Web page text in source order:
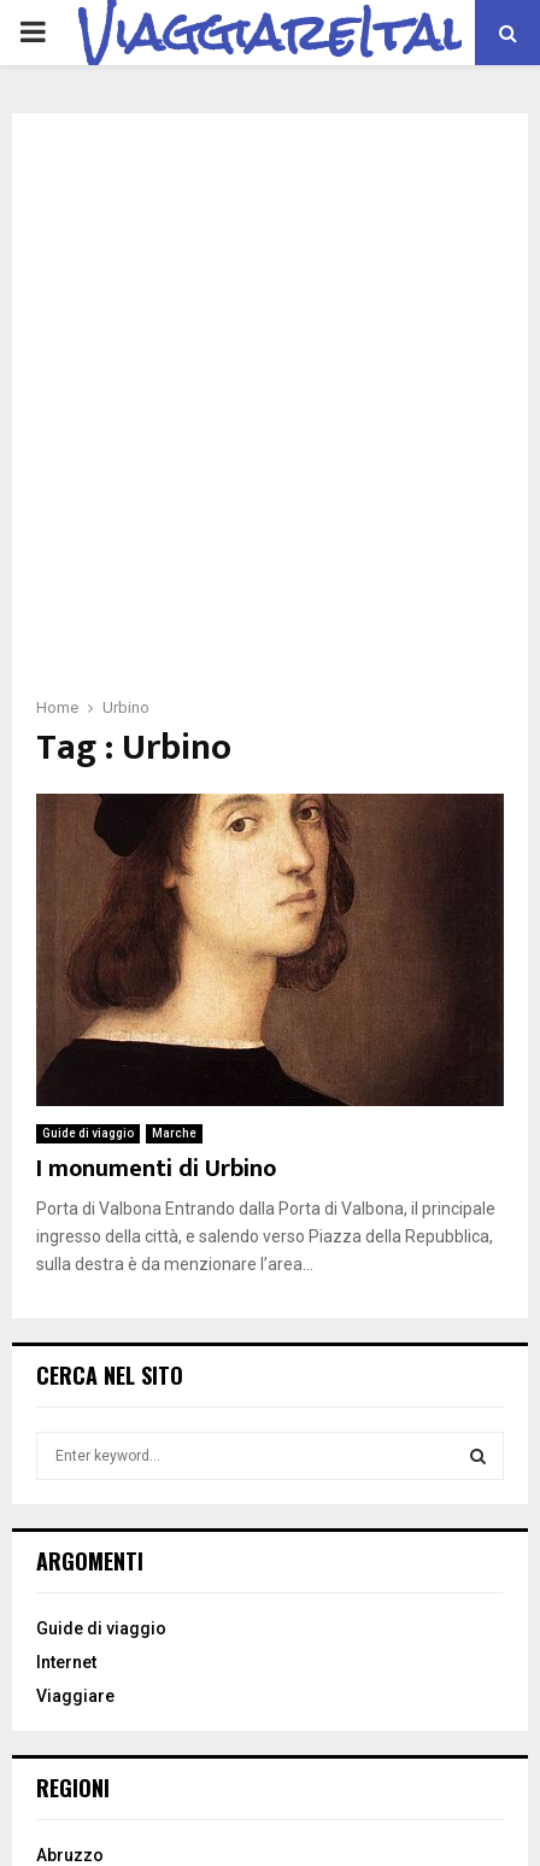
PRIMARYViaggiareItalia
Home Urbino
Tag : Urbino
Guide di viaggio Marche
I monumenti di Urbino
Porta di Valbona Entrando dalla Porta di Valbona, il principale
ingresso della città, e salendo verso Piazza della Repubblica,
sulla destra è da menzionare l’area...
CERCA NEL SITO
h
o
:
ARGOMENTI
Guide di viaggio
Internet
Viaggiare
REGIONI
Abruzzo